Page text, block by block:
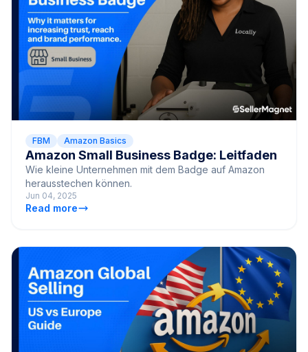
FBM Amazon Basics
Amazon Small Business Badge: Leitfaden
Wie kleine Unternehmen mit dem Badge auf Amazon
herausstechen können.
Jun 04, 2025
Read more